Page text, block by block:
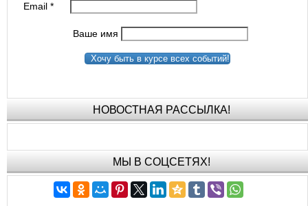
Email*
Ваше имя
Хочу быть в курсе всех событий!
НОВОСТНАЯ РАССЫЛКА!
МЫ В СОЦСЕТЯХ!